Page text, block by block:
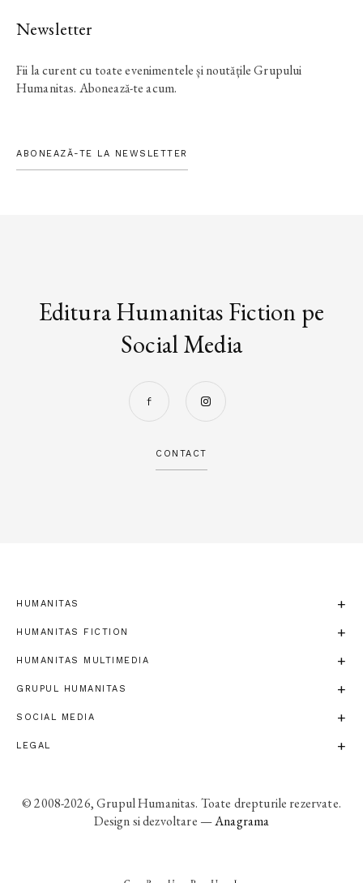
Newsletter
Fii la curent cu toate evenimentele și noutățile Grupului
Humanitas. Abonează-te acum.
ABONEAZĂ-TE LA NEWSLETTER
Editura Humanitas Fiction pe
Social Media
CONTACT
HUMANITAS
HUMANITAS FICTION
HUMANITAS MULTIMEDIA
GRUPUL HUMANITAS
SOCIAL MEDIA
LEGAL
© 2008-2026, Grupul Humanitas. Toate drepturile rezervate.
Design si dezvoltare —Anagrama